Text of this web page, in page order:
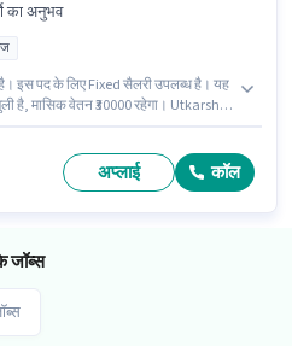
का अनुभव
है। इस पद के लिए Fixed सैलरी उपलब्ध है। यह
है, मासिक वेतन ₹30000 रहेगा। Utkarsh
प्रति सप्ताह है।अप्लाई कॉल
जॉब्स